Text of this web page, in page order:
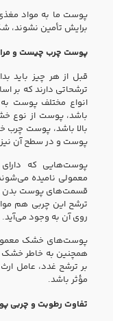
پوست ما به مواد
برایش تأمین نشوند،
پوست چرب چیست و
قبل از هر چیز باید
ترشحاتی دارند که بر
انواع مختلف پوست
باشد، پوست از نوع
بالا باشد، پوست چرب
پوست و در سطح آن
پوست‌هایی که دارای
معمولی نامیده
قسمت‌های پوست بدن به
ترشح این چربی هم
روی آن به وجود می‌آید.
پوست‌های خشک معمولاً
همچنین به خاطر خشک
بر ترشح غدد، عامل
مؤثر باشد.
تفاوت رطوبت و چربی